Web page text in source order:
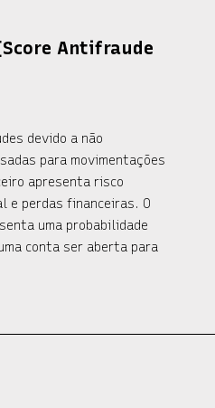
Antifraude
devido a não
para movimentações
apresenta risco
e perdas financeiras. O
uma probabilidade
conta ser aberta para